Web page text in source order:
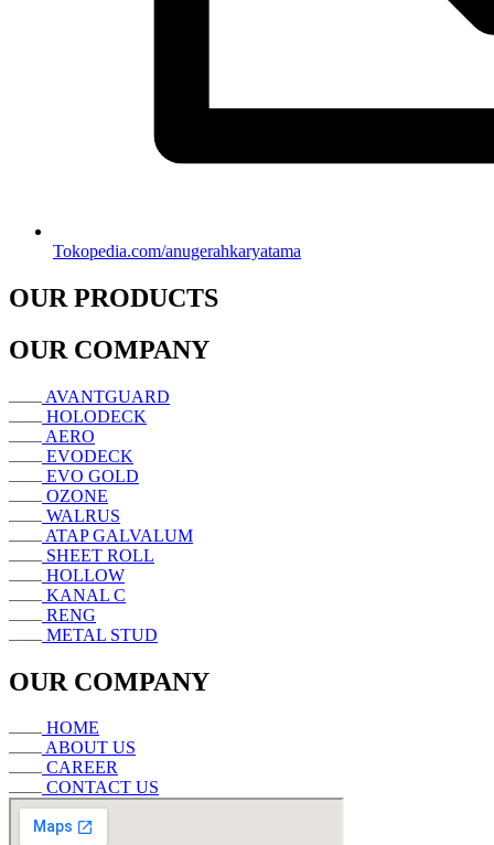
Tokopedia.com/anugerahkaryatama
OUR PRODUCTS
OUR COMPANY
AVANTGUARD
HOLODECK
AERO
EVODECK
EVO GOLD
OZONE
WALRUS
ATAP GALVALUM
SHEET ROLL
HOLLOW
KANAL C
RENG
METAL STUD
OUR COMPANY
HOME
ABOUT US
CAREER
CONTACT US